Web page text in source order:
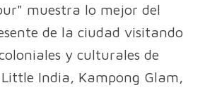
muestra lo mejor del
de la ciudad visitando
y culturales de
India, Kampong Glam,